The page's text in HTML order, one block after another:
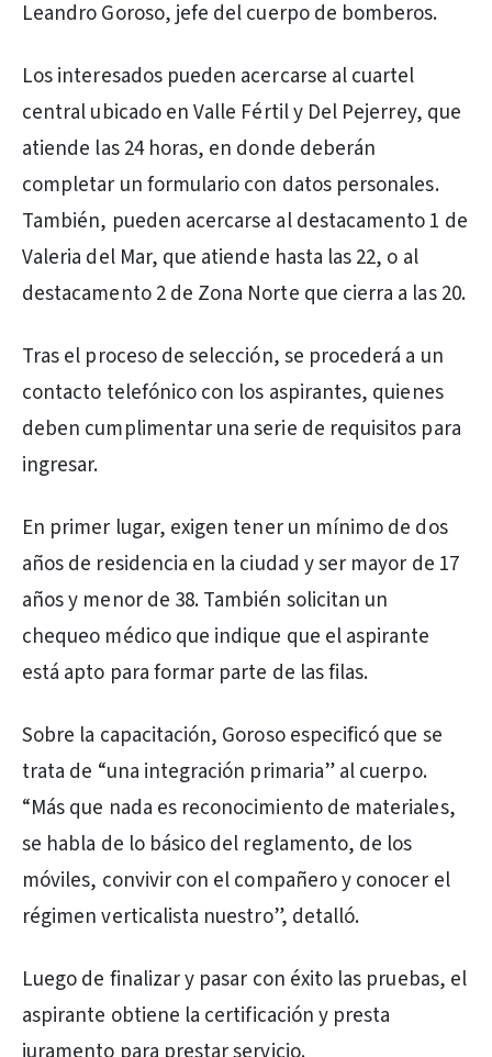
Leandro Goroso, jefe del cuerpo de bomberos.
Los interesados pueden acercarse al cuartel
central ubicado en Valle Fértil y Del Pejerrey, que
atiende las 24 horas, en donde deberán
completar un formulario con datos personales.
También, pueden acercarse al destacamento 1 de
Valeria del Mar, que atiende hasta las 22, o al
destacamento 2 de Zona Norte que cierra a las 20.
Tras el proceso de selección, se procederá a un
contacto telefónico con los aspirantes, quienes
deben cumplimentar una serie de requisitos para
ingresar.
En primer lugar, exigen tener un mínimo de dos
años de residencia en la ciudad y ser mayor de 17
años y menor de 38. También solicitan un
chequeo médico que indique que el aspirante
está apto para formar parte de las filas.
Sobre la capacitación, Goroso especificó que se
trata de “una integración primaria” al cuerpo.
“Más que nada es reconocimiento de materiales,
se habla de lo básico del reglamento, de los
móviles, convivir con el compañero y conocer el
régimen verticalista nuestro”, detalló.
Luego de finalizar y pasar con éxito las pruebas, el
aspirante obtiene la certificación y presta